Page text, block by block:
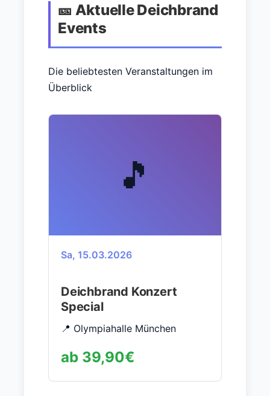
🎫 Aktuelle Deichbrand
Events
Die beliebtesten Veranstaltungen im
Überblick
🎵
Sa, 15.03.2026
Deichbrand Konzert
Special
📍 Olympiahalle München
ab 39,90€